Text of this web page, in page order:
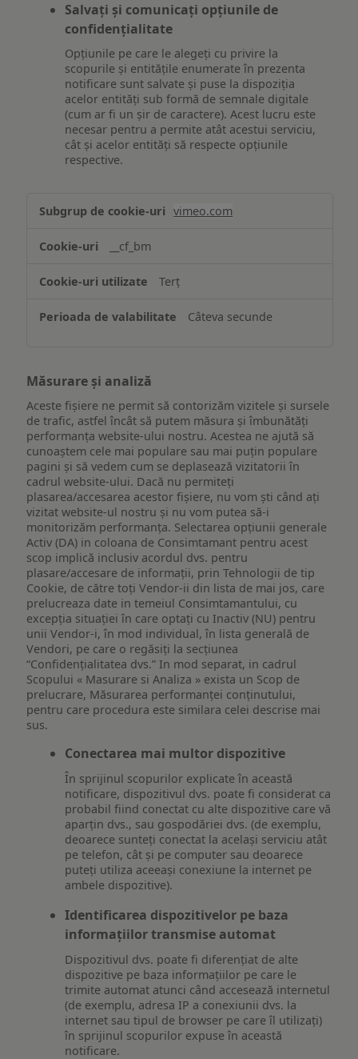
Salvați și comunicați opțiunile de
confidențialitate
Opțiunile pe care le alegeți cu privire la
scopurile și entitățile enumerate în prezenta
notificare sunt salvate și puse la dispoziția
acelor entități sub formă de semnale digitale
(cum ar fi un șir de caractere). Acest lucru este
necesar pentru a permite atât acestui serviciu,
cât și acelor entități să respecte opțiunile
respective.
Asigurarea
funcționalităților
website-
ului
vimeo.com
__cf_bm
Terț
Câteva secunde
Măsurare și analiză
Aceste fișiere ne permit să contorizăm vizitele și sursele
de trafic, astfel încât să putem măsura și îmbunătăți
performanța website-ului nostru. Acestea ne ajută să
cunoaștem cele mai populare sau mai puțin populare
pagini și să vedem cum se deplasează vizitatorii în
cadrul website-ului. Dacă nu permiteți
plasarea/accesarea acestor fișiere, nu vom ști când ați
vizitat website-ul nostru și nu vom putea să-i
monitorizăm performanța. Selectarea opțiunii generale
Activ (DA) in coloana de Consimtamant pentru acest
scop implică inclusiv acordul dvs. pentru
plasare/accesare de informații, prin Tehnologii de tip
Cookie, de către toți Vendor-ii din lista de mai jos, care
prelucreaza date in temeiul Consimtamantului, cu
excepția situației în care optați cu Inactiv (NU) pentru
unii Vendor-i, în mod individual, în lista generală de
Vendori, pe care o regăsiți la secțiunea
“Confidențialitatea dvs.” In mod separat, in cadrul
Scopului « Masurare si Analiza » exista un Scop de
prelucrare, Măsurarea performanței conținutului,
pentru care procedura este similara celei descrise mai
sus.
Conectarea mai multor dispozitive
În sprijinul scopurilor explicate în această
notificare, dispozitivul dvs. poate fi considerat ca
probabil fiind conectat cu alte dispozitive care vă
aparțin dvs., sau gospodăriei dvs. (de exemplu,
deoarece sunteți conectat la același serviciu atât
pe telefon, cât și pe computer sau deoarece
puteți utiliza aceeași conexiune la internet pe
ambele dispozitive).
Identificarea dispozitivelor pe baza
informațiilor transmise automat
Dispozitivul dvs. poate fi diferențiat de alte
dispozitive pe baza informațiilor pe care le
trimite automat atunci când accesează internetul
(de exemplu, adresa IP a conexiunii dvs. la
internet sau tipul de browser pe care îl utilizați)
în sprijinul scopurilor expuse în această
notificare.